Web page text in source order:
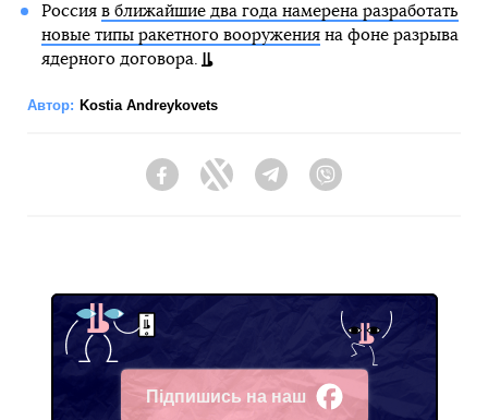
Россия в ближайшие два года намерена разработать
новые типы ракетного вооруженияна фоне разрыва
ядерного договора.
Автор: Kostia Andreykovets
FacebookTwitter Telegram
Підпишись на наш
Facebook